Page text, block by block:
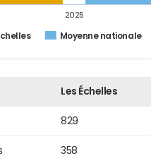
Moyenne nationale
2025
Les Échelles
829
358